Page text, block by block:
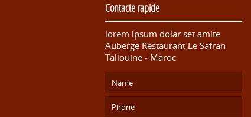
Contacte rapide
lorem ipsum dolar set amite
Auberge Restaurant Le Safran
Taliouine - Maroc